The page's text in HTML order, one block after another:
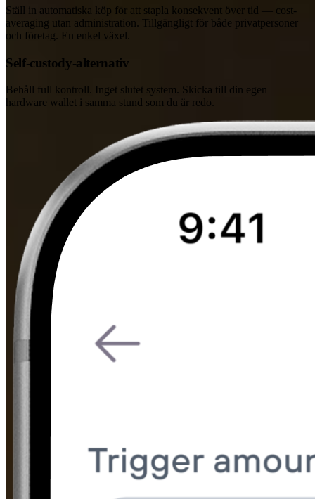
Ställ in automatiska köp för att stapla konsekvent över tid — cost-
averaging utan administration. Tillgängligt för både privatpersoner
och företag. En enkel växel.
Self-custody-alternativ
Behåll full kontroll. Inget slutet system. Skicka till din egen
hardware wallet i samma stund som du är redo.